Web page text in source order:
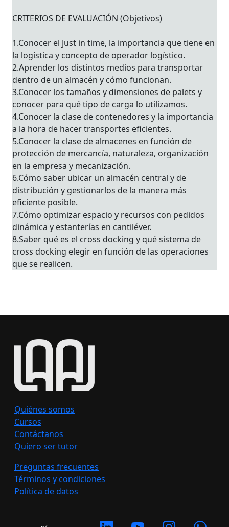
CRITERIOS DE EVALUACIÓN (Objetivos)
1.Conocer el Just in time, la importancia que tiene en
la logística y concepto de operador logístico.
2.Aprender los distintos medios para transportar
dentro de un almacén y cómo funcionan.
3.Conocer los tamaños y dimensiones de palets y
conocer para qué tipo de carga lo utilizamos.
4.Conocer la clase de contenedores y la importancia
a la hora de hacer transportes eficientes.
5.Conocer la clase de almacenes en función de
protección de mercancía, naturaleza, organización
en la empresa y mecanización.
6.Cómo saber ubicar un almacén central y de
distribución y gestionarlos de la manera más
eficiente posible.
7.Cómo optimizar espacio y recursos con pedidos
dinámica y estanterías en cantiléver.
8.Saber qué es el cross docking y qué sistema de
cross docking elegir en función de las operaciones
que se realicen.
Quiénes somos
Cursos
Contáctanos
Quiero ser tutor
Preguntas frecuentes
Términos y condiciones
Política de datos